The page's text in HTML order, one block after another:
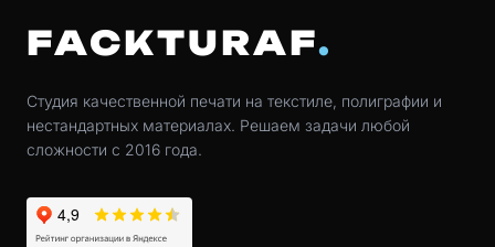
FACKTURAF
Студия качественной печати на текстиле, полиграфии и
нестандартных материалах. Решаем задачи любой
сложности с 2016 года.